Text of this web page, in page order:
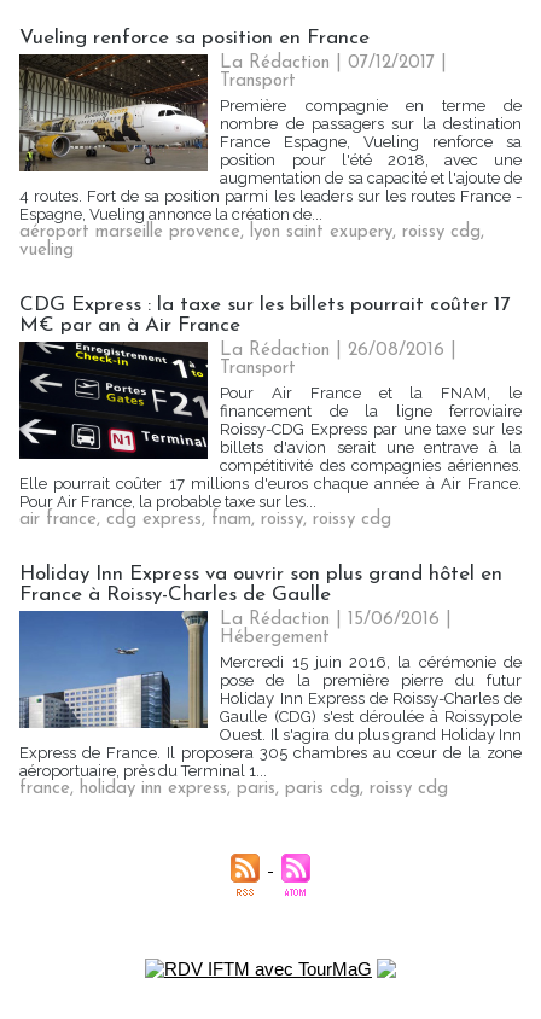
Vueling renforce sa position en France
La Rédaction | 07/12/2017
Transport
Première compagnie en terme de
nombre de passagers sur la destination
France Espagne, Vueling renforce sa
position pour l'été 2018, avec une
augmentation de sa capacité et l'ajoute de
4 routes. Fort de sa position parmi les leaders sur les routes France -
Espagne, Vueling annonce la création de...
aéroport marseille provence, lyon saint exupery, roissy cdg,
vueling
CDG Express : la taxe sur les billets pourrait coûter 17
M€ par an à Air France
La Rédaction | 26/08/2016
Transport
Pour Air France et la FNAM, le
financement de la ligne ferroviaire
Roissy-CDG Express par une taxe sur les
billets d'avion serait une entrave à la
compétitivité des compagnies aériennes.
Elle pourrait coûter 17 millions d'euros chaque année à Air France.
Pour Air France, la probable taxe sur les...
air france, cdg express, fnam, roissy, roissy cdg
Holiday Inn Express va ouvrir son plus grand hôtel en
France à Roissy-Charles de Gaulle
La Rédaction | 15/06/2016
Hébergement
Mercredi 15 juin 2016, la cérémonie de
pose de la première pierre du futur
Holiday Inn Express de Roissy-Charles de
Gaulle (CDG) s'est déroulée à Roissypole
Ouest. Il s'agira du plus grand Holiday Inn
Express de France. Il proposera 305 chambres au cœur de la zone
aéroportuaire, près du Terminal 1...
france, holiday inn express, paris, paris cdg, roissy cdg